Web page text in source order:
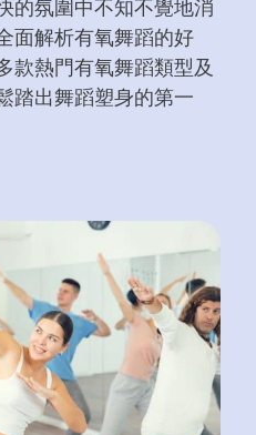
的氛圍中不知不覺地消
面解析有氧舞蹈的好
款熱門有氧舞蹈類型及
踏出舞蹈塑身的第一